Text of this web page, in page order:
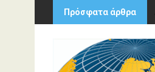
Περάστε
στο
περιεχόμενο
Πρόσφατα άρθρα